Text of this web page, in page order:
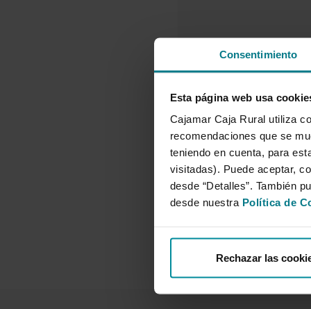
Consentimiento
Esta página web usa
Cajamar Caja Rural utiliza
recomendaciones que se
teniendo en cuenta, para
visitadas). Puede aceptar,
desde “Detalles”. También
desde nuestra Política de
Rechazar las